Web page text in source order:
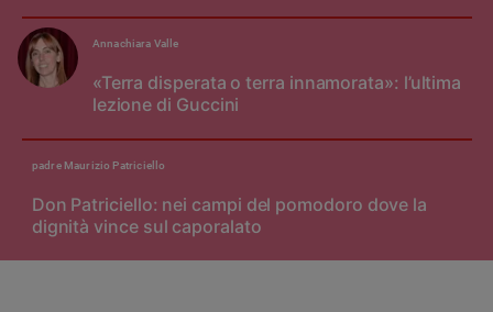
«Terra disperata o terra innamorata»: l’ultima
lezione di Guccini
Annachiara Valle
Don Patriciello: nei campi del pomodoro dove la
dignità vince sul caporalato
padre Maurizio Patriciello